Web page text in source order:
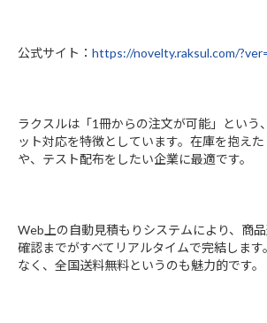
公式サイト： https://novelty.raksul.com/
ラクスルは「1冊からの注文が可能」という
ット対応を特徴としています。在庫を抱え
や、テスト配布をしたい企業に最適です。
Web上の自動見積もりシステムにより、商
確認までがすべてリアルタイムで完結しま
なく、全国送料無料というのも魅力的です。